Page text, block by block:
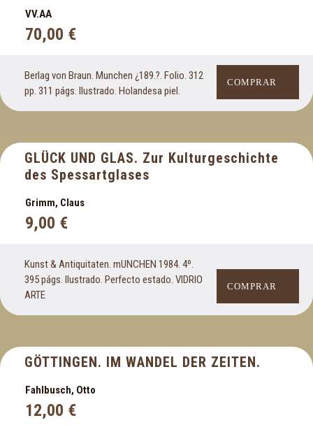
Mujer
Murcia
N
Navarra
Numismática
O
Oceanografía
Óptica
P
País Vasco
Parapsicología
Periodismo y comunicación
Poesía
Psicología. Psiquiatría. Psicoanálisis
VV.AA
70,00 €
Berlag von Braun. Munchen ¿189.?. Folio. 312
pp. 311 págs. Ilustrado. Holandesa piel.
COMPRAR
GLÜCK UND GLAS. Zur Kulturgeschichte
des Spessartglases
Grimm, Claus
9,00 €
Kunst & Antiquitaten. mUNCHEN 1984. 4º.
395 págs. Ilustrado. Perfecto estado. VIDRIO
ARTE
COMPRAR
GÖTTINGEN. IM WANDEL DER ZEITEN.
Fahlbusch, Otto
12,00 €